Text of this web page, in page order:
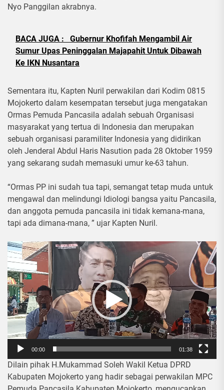
Nyo Panggilan akrabnya.
BACA JUGA :
Gubernur Khofifah Mengambil Air
Sumur Upas Peninggalan Majapahit Untuk Dibawah
Ke IKN Nusantara
Sementara itu, Kapten Nuril perwakilan dari Kodim 0815
Mojokerto dalam kesempatan tersebut juga mengatakan
Ormas Pemuda Pancasila adalah sebuah Organisasi
masyarakat yang tertua di Indonesia dan merupakan
sebuah organisasi paramiliter Indonesia yang didirikan
oleh Jenderal Abdul Haris Nasution pada 28 Oktober 1959
yang sekarang sudah memasuki umur ke-63 tahun.
“Ormas PP ini sudah tua tapi, semangat tetap muda untuk
mengawal dan melindungi Idiologi bangsa yaitu Pancasila,
dan anggota pemuda pancasila ini tidak kemana-mana,
tapi ada dimana-mana, ” ujar Kapten Nuril.
Pemutar
Video
00:00 01:38
Dilain pihak H.Mukammad Soleh Wakil Ketua DPRD
Kabupaten Mojokerto yang hadir sebagai perwakilan MPC